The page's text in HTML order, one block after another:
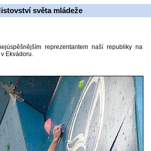
světa mládeže
reprezentantem naší republiky na
Ekvádoru.